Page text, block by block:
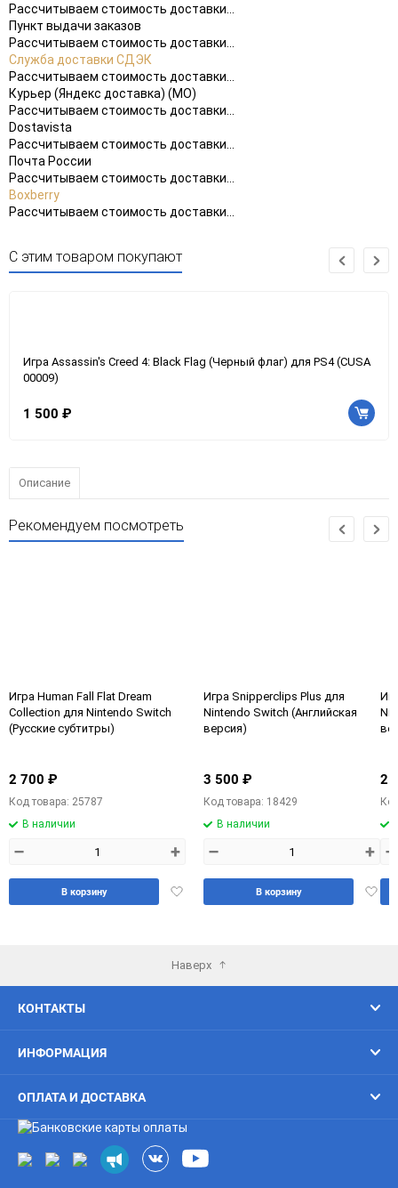
Рассчитываем стоимость доставки...
Пункт выдачи заказов
Рассчитываем стоимость доставки...
Служба доставки СДЭК
Рассчитываем стоимость доставки...
Курьер (Яндекс доставка) (МО)
Рассчитываем стоимость доставки...
Dostavista
Рассчитываем стоимость доставки...
Почта России
Рассчитываем стоимость доставки...
Boxberry
Рассчитываем стоимость доставки...
С этим товаром покупают
Игра Assassin's Creed 4: Black Flag (Черный флаг) для PS4 (CUSA
00009)
1 500 ₽
Описание
Рекомендуем посмотреть
Игра Human Fall Flat Dream
Collection для Nintendo Switch
(Русские субтитры)
2 700 ₽
Код товара: 25787
В наличии
– +
Добавить
В корзину
Игра Snipperclips Plus для
Nintendo Switch (Английская
версия)
3 500 ₽
Код товара: 18429
В наличии
– +
В корзину
2
–
Наверх
КОНТАКТЫ
ИНФОРМАЦИЯ
ОПЛАТА И ДОСТАВКА